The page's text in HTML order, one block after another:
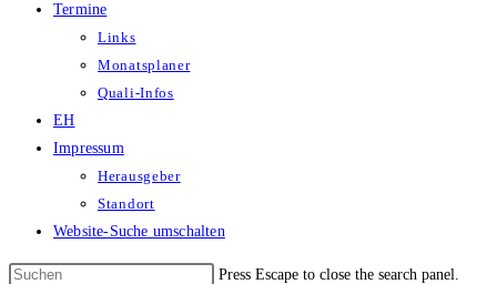
Termine
Links
Monatsplaner
Quali-Infos
EH
Impressum
Herausgeber
Standort
Website-Suche umschalten
Press Escape to close the search panel.